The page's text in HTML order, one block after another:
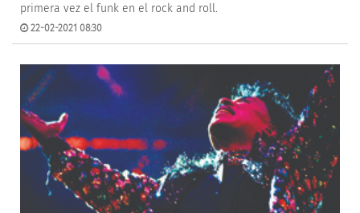
primera vez el funk en el rock and roll.
22-02-2021 08:30